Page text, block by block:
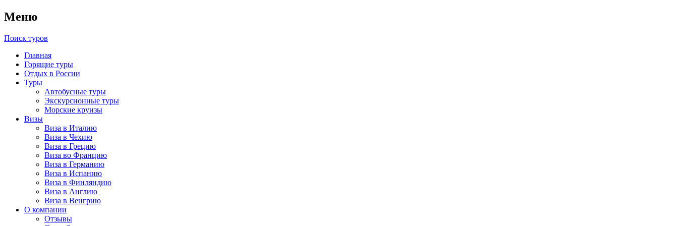
Меню
Поиск туров
Главная
Горящие туры
Отдых в России
Туры
Автобусные туры
Экскурсионные туры
Морские круизы
Визы
Виза в Италию
Виза в Чехию
Виза в Грецию
Виза во Францию
Виза в Германию
Виза в Испанию
Виза в Финляндию
Виза в Англию
Виза в Венгрию
О компании
Отзывы